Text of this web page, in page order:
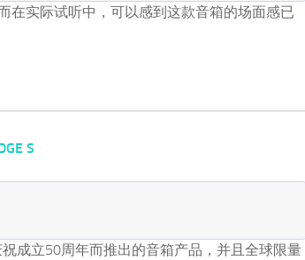
在实际试听中，可以感到这款音箱的场面感已
S
祝成立50周年而推出的音箱产品，并且全球限量